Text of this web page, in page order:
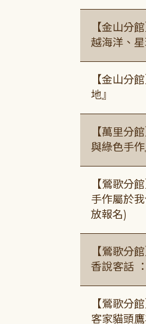
【金山分
越海洋、星
【金山分
地』
【萬里分
與綠色手作
【鶯歌分
手作屬於
放報名)
【鶯歌分
香說客話
【鶯歌分
客家貓頭